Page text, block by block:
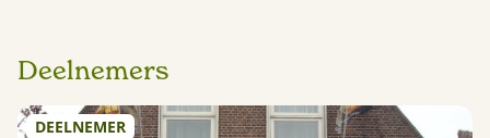
Deelnemers
DEELNEMER